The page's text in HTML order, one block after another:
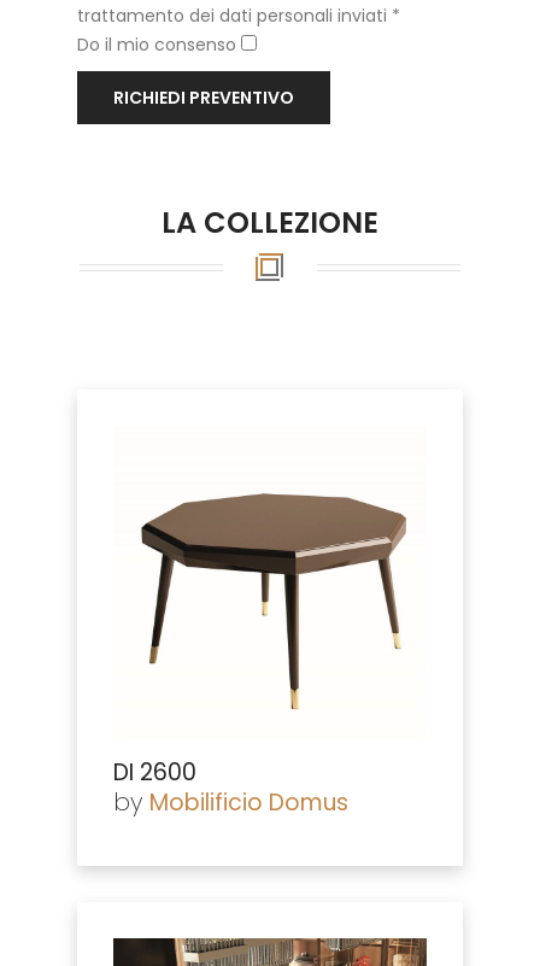
trattamento dei dati personali inviati *
Do il mio consenso
RICHIEDI PREVENTIVO
LA COLLEZIONE
DI 2600
by Mobilificio Domus